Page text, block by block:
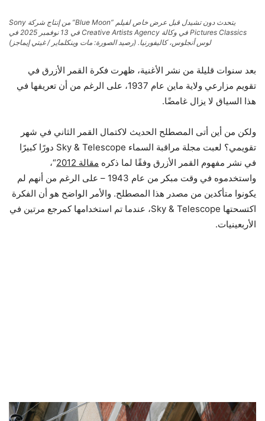
يتحدث دون تشيدل قبل عرض خاص لفيلم “Blue Moon” من إنتاج شركة Sony
Pictures Classics في وكالة Creative Artists Agency في 13 نوفمبر 2025 في
لوس أنجلوس، كاليفورنيا. (رصيد الصورة: مات وينكلماير / غيتي إيماجز)
بعد سنوات قليلة من نشر الأغنية، ظهرت فكرة القمر الأزرق في
تقويم مزارعي ولاية ماين عام 1937، على الرغم من أن تعريفها في
هذا السياق لا يزال غامضًا.
ولكن من أين أتى المصطلح الحديث لاكتمال القمر الثاني في شهر
تقويمي؟ لعبت مجلة مراقبة السماء Sky & Telescope دورًا كبيرًا
في نشر مفهوم القمر الأزرق وفقًا لما ذكره مقالة 2012
“،
واستخدموه في وقت مبكر من عام 1943 – على الرغم من أنهم لم
يكونوا متأكدين من مصدر هذا المصطلح. والأمر الواضح هو أن الفكرة
اكتسحتها Sky & Telescope، عندما تم استخدامها كمرجع مرتين في
الأربعينيات.